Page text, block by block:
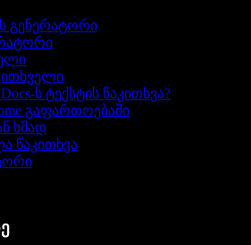
გენერატორი
ს ტექსტის წაკითხვა?
გაფართოებაში
ხმად
წაკითხვა